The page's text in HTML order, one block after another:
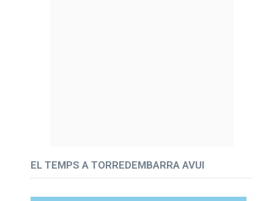
EL TEMPS A TORREDEMBARRA AVUI